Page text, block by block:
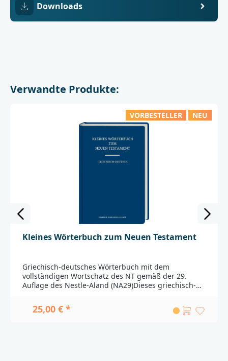
Downloads
Verwandte Produkte:
VORBESTELLER NEU
Kleines Wörterbuch zum Neuen Testament
Griechisch-deutsches Wörterbuch mit dem
vollständigen Wortschatz des NT gemäß der 29.
Auflage des Nestle-Aland (NA29)Dieses griechisch-
den langjährigen Erfahrungen weltweiter
Übersetzungsarbeit am Neuen Testament
25,00 € *